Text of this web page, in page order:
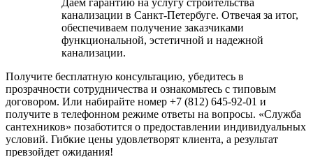
канализации в Санкт-Петербуге. Отвечая за итог,
обеспечиваем получение заказчиками
функциональной, эстетичной и надежной
канализации.
Получите бесплатную консультацию, убедитесь в
прозрачности сотрудничества и ознакомьтесь с типовым
договором. Или набирайте номер +7 (812) 645-92-01 и
получите в телефонном режиме ответы на вопросы. «Служба
сантехников» позаботится о предоставлении индивидуальных
условий. Гибкие цены удовлетворят клиента, а результат
превзойдет ожидания!